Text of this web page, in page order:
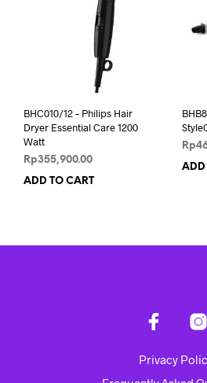
BHC010/12 – Philips Hair
Dryer Essential Care 1200
Watt
Rp355,900.00
ADD TO CART
Rp
ADD
Privacy